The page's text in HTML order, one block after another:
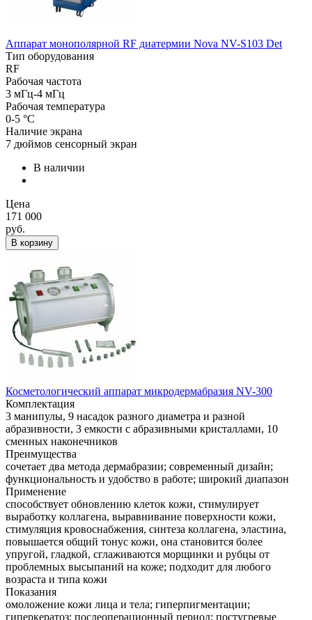
Аппарат монополярной RF диатермии Nova NV-S103 Det
Тип оборудования
RF
Рабочая частота
3 мГц-4 мГц
Рабочая температура
0-5 °C
Наличие экрана
7 дюймов сенсорный экран
В наличии
Цена
171 000
руб.
В корзину
Косметологический аппарат микродермабразия NV-300
Комплектация
3 манипулы, 9 насадок разного диаметра и разной
абразивности, 3 емкости с абразивными кристаллами, 10
сменных наконечников
Преимущества
сочетает два метода дермабразии; современный дизайн;
функциональность и удобство в работе; широкий диапазон
Применение
способствует обновлению клеток кожи, стимулирует
выработку коллагена, выравнивание поверхности кожи,
стимуляция кровоснабжения, синтеза коллагена, эластина,
повышается общий тонус кожи, она становится более
упругой, гладкой, сглаживаются морщинки и рубцы от
проблемных высыпаний на коже; подходит для любого
возраста и типа кожи
Показания
омоложение кожи лица и тела; гиперпигментации;
гиперкератоз; послеоперационный период; постугревые